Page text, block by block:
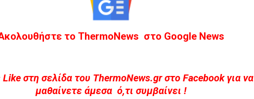
το ThermoNews στο Google News
Like στη σελίδα του ThermoNews.gr στο Facebook για να
μαθαίνετε άμεσα ό,τι συμβαίνει !